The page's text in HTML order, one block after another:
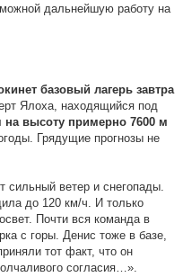
дальнейшую работу на
базовый лагерь завтра
Ялоха, находящийся под
на высоту примерно 7600 м
Грядущие прогнозы не
сильный ветер и снегопады.
до 120 км/ч. И только
Почти вся команда в
с горы. Денис тоже в базе,
тот факт, что он
согласия…».